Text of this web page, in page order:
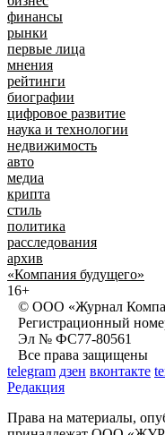
финансы
рынки
первые лица
мнения
рейтинги
биографии
цифровое развитие
наука и технологии
недвижимость
авто
медиа
крипта
стиль
политика
расследования
архив
«Компания будущего»
16+
© ООО «Журнал
Регистрационный
Эл № ФС77-80561
Все права защищены
telegram дзен вконтакте
Редакция
Права на материалы,